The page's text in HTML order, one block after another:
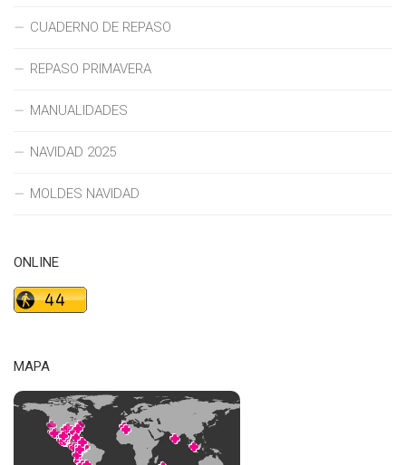
CUADERNO DE REPASO
REPASO PRIMAVERA
MANUALIDADES
NAVIDAD 2025
MOLDES NAVIDAD
ONLINE
MAPA